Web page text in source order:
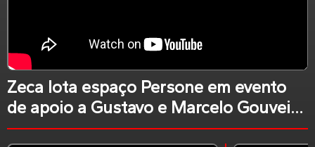
Zeca lota espaço Persone em evento
de apoio a Gustavo e Marcelo Gouveia
em Arcoverde